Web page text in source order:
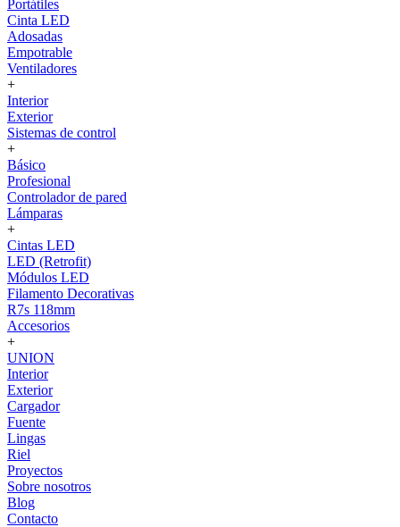
Portátiles
Cinta LED
Adosadas
Empotrable
Ventiladores
+
Interior
Exterior
Sistemas de control
+
Básico
Profesional
Controlador de pared
Lámparas
+
Cintas LED
LED (Retrofit)
Módulos LED
Filamento Decorativas
R7s 118mm
Accesorios
+
UNION
Interior
Exterior
Cargador
Fuente
Lingas
Riel
Proyectos
Sobre nosotros
Blog
Contacto